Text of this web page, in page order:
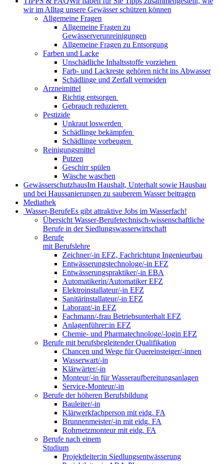
wir im Alltag unsere Gewässer schützen können
Allgemeine Fragen
Allgemeine Fragen zu
Gewässerverunreinigungen
Allgemeine Fragen zu Entsorgung
Farben und Lacke
Unschädliche Inhaltsstoffe vorziehen
Farb- und Lackreste gehören nicht ins Abwasser
Schädlinge und Zerfall vermeiden
Arzneimittel
Richtig entsorgen
Gebrauch reduzieren
Pestizide
Unkraut loswerden
Schädlinge bekämpfen
Schädlinge vorbeugen
Reinigungsmittel
Putzen
Geschirr spülen
Wäsche waschen
GewässerschutzhausIm Haushalt, Unterhalt sowie Hausbau
und bei Haussanierungen zu sauberem Wasser beitragen
Mediathek
Wasser-BerufeEs gibt attraktive Jobs im Wasserfach!
Übersicht Wasser-Berufetechnisch-wissenschaftliche
Berufe in der Siedlungswasserwirtschaft
Berufe
mit Berufslehre
Zeichner/-in EFZ, Fachrichtung Ingenieurbau
Entwässerungstechnologe/-in EFZ
Entwässerungspraktiker/-in EBA
Automatikerin/Automatiker EFZ
Elektroinstallateur/-in EFZ
Sanitärinstallateur/-in EFZ
Laborant/-in EFZ
Fachmann/-frau Betriebsunterhalt EFZ
Anlagenführer:in EFZ
Chemie- und Pharmatechnologe/-login EFZ
Berufe mit berufsbegleitender Qualifikation
Chancen und Wege für Quereinsteiger/-innen
Wasserwart/-in
Klärwärter/-in
Monteur/-in für Wasseraufbereitungsanlagen
Service-Monteur/-in
Berufe der höheren Berufsbildung
Bauleiter/-in
Klärwerkfachperson mit eidg. FA
Brunnenmeister/-in mit eidg. FA
Rohrnetzmonteur mit eidg. FA
Berufe nach einem
Studium
Projektleiter:in Siedlungsentwässerung